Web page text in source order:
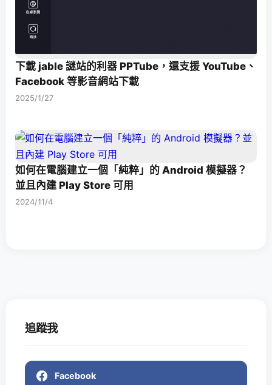
下載 jable 謎站的利器 PPTube，還支援 YouTube、
Facebook 等影音網站下載
2025/1/27
如何在電腦建立一個「純粹」的 Android 模擬器？
並且內建 Play Store 可用
2024/11/4
追蹤我
Facebook